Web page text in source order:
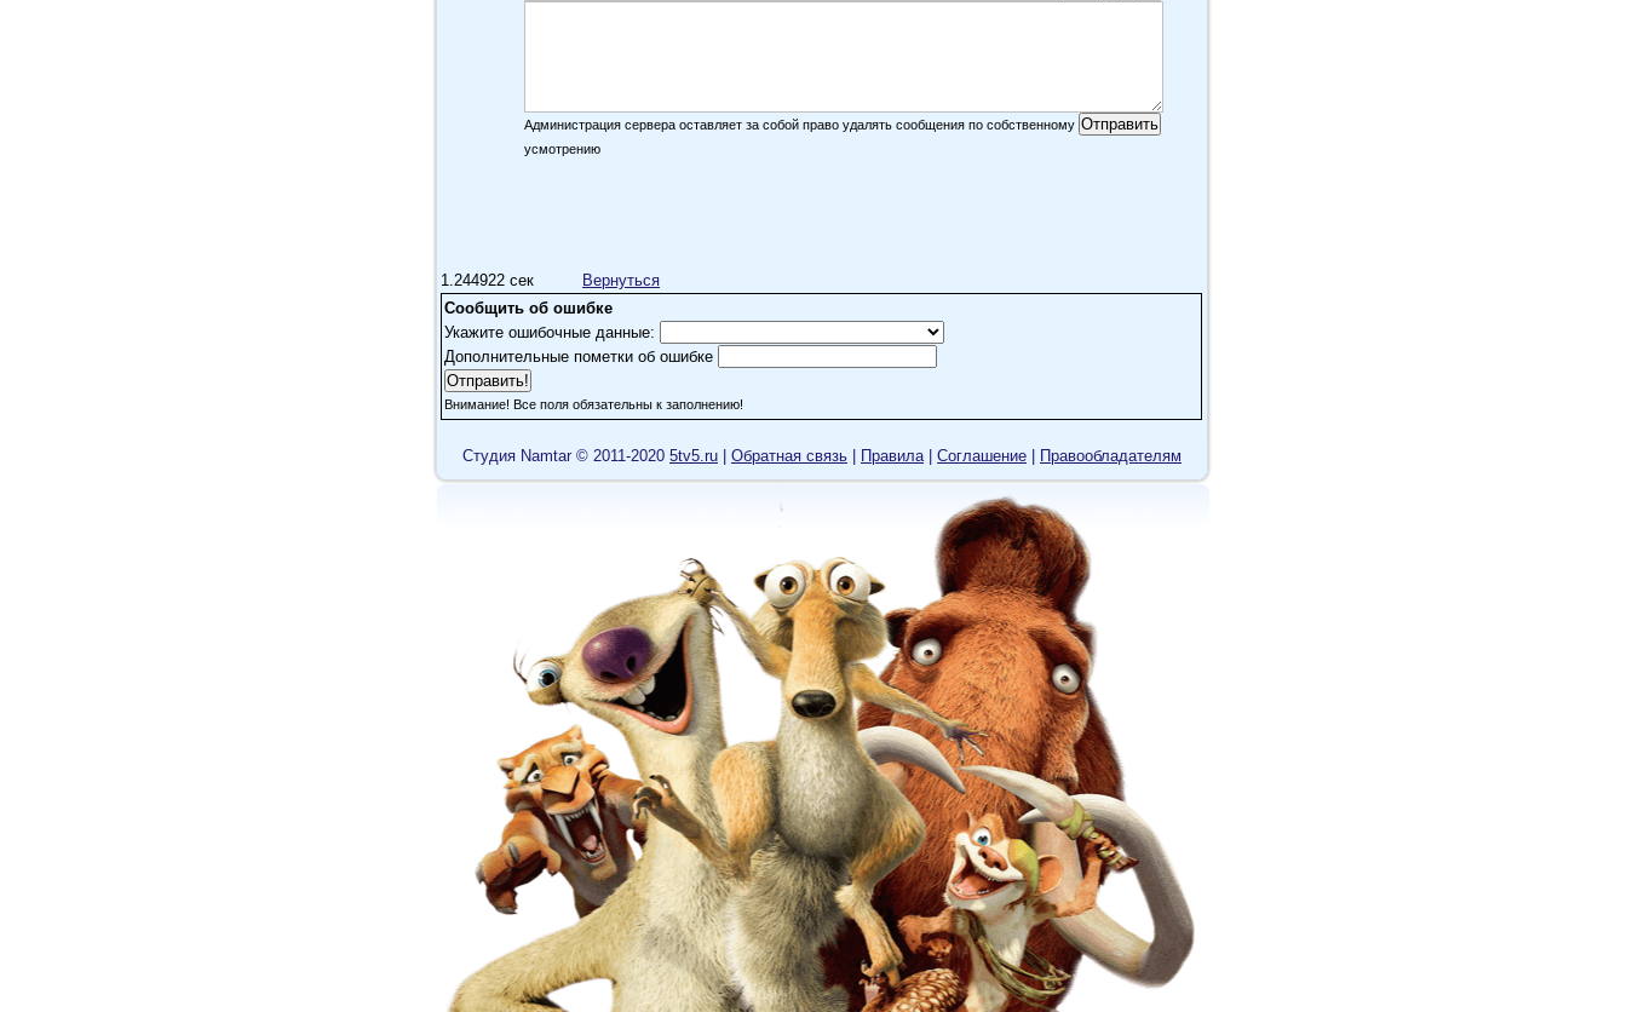
Администрация сервера оставляет за собой право удалять сообщения по собственному
усмотрению
1.244922 сек
Вернуться
Сообщить об ошибке
Укажите ошибочные данные:
Дополнительные пометки об ошибке
Внимание! Все поля обязательны к заполнению!
Cтудия Namtar © 2011-2020 5tv5.ru Обратная связь Правила| Cоглашение Правообладателям